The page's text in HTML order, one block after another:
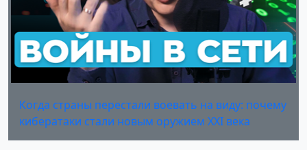
Когда страны перестали воевать на виду: почему
кибератаки стали новым оружием XXI века